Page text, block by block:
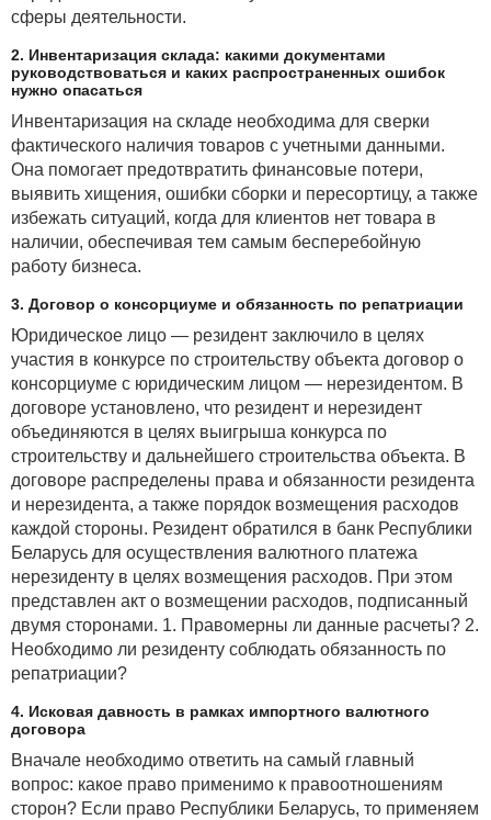
сферы деятельности.
2. Инвентаризация склада: какими документами
руководствоваться и каких распространенных ошибок
нужно опасаться
Инвентаризация на складе необходима для сверки
фактического наличия товаров с учетными данными.
Она помогает предотвратить финансовые потери,
выявить хищения, ошибки сборки и пересортицу, а также
избежать ситуаций, когда для клиентов нет товара в
наличии, обеспечивая тем самым бесперебойную
работу бизнеса.
3. Договор о консорциуме и обязанность по репатриации
Юридическое лицо — резидент заключило в целях
участия в конкурсе по строительству объекта договор о
консорциуме с юридическим лицом — нерезидентом. В
договоре установлено, что резидент и нерезидент
объединяются в целях выигрыша конкурса по
строительству и дальнейшего строительства объекта. В
договоре распределены права и обязанности резидента
и нерезидента, а также порядок возмещения расходов
каждой стороны. Резидент обратился в банк Республики
Беларусь для осуществления валютного платежа
нерезиденту в целях возмещения расходов. При этом
представлен акт о возмещении расходов, подписанный
двумя сторонами. 1. Правомерны ли данные расчеты? 2.
Необходимо ли резиденту соблюдать обязанность по
репатриации?
4. Исковая давность в рамках импортного валютного
договора
Вначале необходимо ответить на самый главный
вопрос: какое право применимо к правоотношениям
сторон? Если право Республики Беларусь, то применяем